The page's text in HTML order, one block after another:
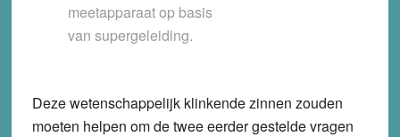
meetapparaat op basis
van supergeleiding.
Deze wetenschappelijk klinkende zinnen zouden
moeten helpen om de twee eerder gestelde vragen